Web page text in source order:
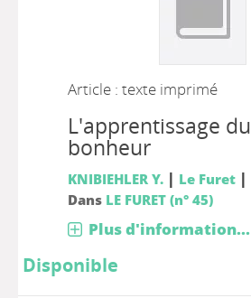
Article : texte imprimé
L'apprentissage du
bonheur
KNIBIEHLER Y. | Le Furet|
Dans LE FURET (n° 45)
Plus d'information...
Disponible